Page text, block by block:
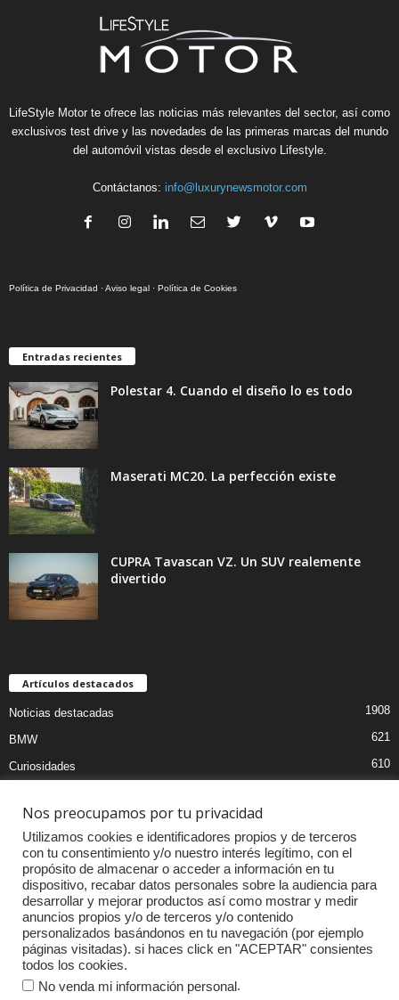
LifeStyle Motor te ofrece las noticias más relevantes del sector, así como
exclusivos test drive y las novedades de las primeras marcas del mundo
del automóvil vistas desde el exclusivo Lifestyle.
Contáctanos: info@luxurynewsmotor.com
Política de Privacidad ·Aviso legal · Política de Cookies
Entradas recientes
Polestar 4. Cuando el diseño lo es todo
Maserati MC20. La perfección existe
CUPRA Tavascan VZ. Un SUV realemente
divertido
Artículos destacados
Noticias destacadas 1908
BMW 621
Curiosidades 610
Audi
MOTOS
Competiciones
Mercedes
Porsche 232
Nos preocupamos por tu privacidad
Utilizamos cookies e identificadores propios y de terceros
con tu consentimiento y/o nuestro interés legítimo, con el
propósito de almacenar o acceder a información en tu
dispositivo, recabar datos personales sobre la audiencia para
desarrollar y mejorar productos así como mostrar y medir
anuncios propios y/o de terceros y/o contenido
personalizados basándonos en tu navegación (por ejemplo
páginas visitadas). si haces click en "ACEPTAR" consientes
todos los cookies.
No venda mi información personal .